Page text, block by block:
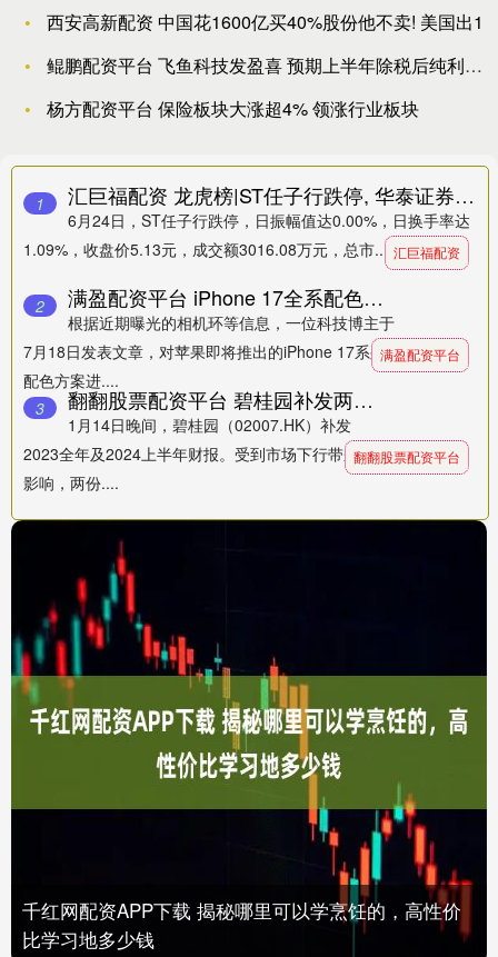
西安高新配资 中国花1600亿买40%股份他不卖! 美国出1
鲲鹏配资平台 飞鱼科技发盈喜 预期上半年除税后纯利约5500
杨方配资平台 保险板块大涨超4% 领涨行业板块
1 汇巨福配资 龙虎榜|ST任子行跌停, 华泰证券天津白堤路净买入228.70万元
6月24日，ST任子行跌停，日振幅值达0.00%，日换手率达
1.09%，收盘价5.13元，成交额3016.08万元，总市.... 汇巨福配资
2 满盈配资平台 iPhone 17全系配色曝光！消费电子ETF（561600）盘中翻红
根据近期曝光的相机环等信息，一位科技博主于
7月18日发表文章，对苹果即将推出的iPhone 17系列四款机型的
配色方案进....
满盈配资平台
3 翻翻股票配资平台 碧桂园补发两份财报 公司股票有望近期复牌
1月14日晚间，碧桂园（02007.HK）补发
2023全年及2024上半年财报。受到市场下行带来资产价格重估的
影响，两份....
翻翻股票配资平台
千红网配资APP下载 揭秘哪里可以学烹饪的，高性价
比学习地多少钱